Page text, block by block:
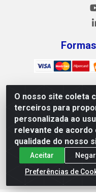
O nosso site coleta
terceiros para
personalizada ao
relevante de acordo
qualidade do nosso
Aceitar
Preferências de
Mix Alimentos LTDA -
02, S/N - Plano Diretor
CNPJ